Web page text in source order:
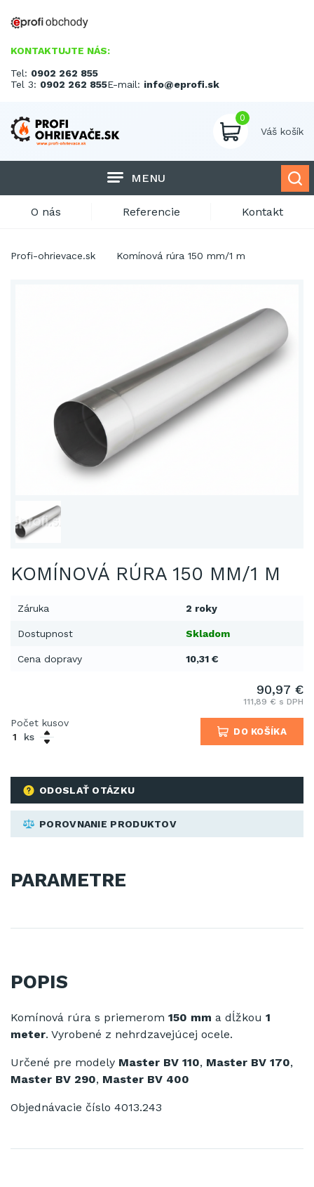
KONTAKTUJTE NÁS:
Tel: 0902 262 855
Tel 3: 0902 262 855E-mail: info@eprofi.sk
0
Váš košík
MENU
O nás Referencie Kontakt
Profi-ohrievace.sk Komínová rúra 150 mm/1 m
KOMÍNOVÁ RÚRA 150 MM/1 M
Záruka 2 roky
Dostupnost Skladom
Cena dopravy 10,31 €
ODOSLAŤ OTÁZKU
POROVNANIE PRODUKTOV
90,97 €
111,89 € s DPH
Počet kusov
ks
DO KOŠÍKA
PARAMETRE
POPIS
Komínová rúra s priemerom 150 mm a dĺžkou 1
meter. Vyrobené z nehrdzavejúcej ocele.
Určené pre modely Master BV 110, Master BV 170,
Master BV 290, Master BV 400
Objednávacie číslo 4013.243